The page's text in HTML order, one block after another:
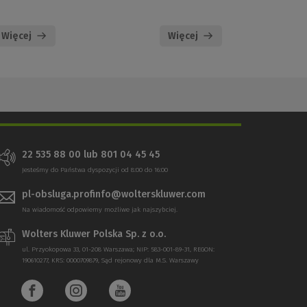
Więcej Więcej
22 535 88 00 lub 801 04 45 45
Jesteśmy do Państwa dyspozycji od 8:00 do 16:00
pl-obsluga.profinfo@wolterskluwer.com
Na wiadomość odpowiemy możliwe jak najszybciej.
Wolters Kluwer Polska Sp. z o.o.
ul. Przyokopowa 33, 01-208 Warszawa; NIP: 583-001-89-31, REGON:
190610277, KRS: 0000709879, Sąd rejonowy dla M.S. Warszawy